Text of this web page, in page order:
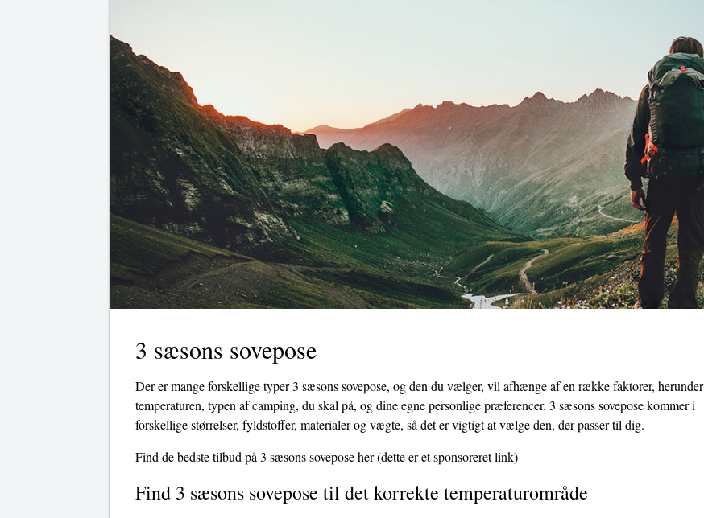
3 sæsons sovepose
Der er mange forskellige typer 3 sæsons sovepose, og den du vælger, vil afhænge af en række faktorer, herunder
temperaturen, typen af ​​camping, du skal på, og dine egne personlige præferencer. 3 sæsons sovepose kommer i
forskellige størrelser, fyldstoffer, materialer og vægte, så det er vigtigt at vælge den, der passer til dig.
Find de bedste tilbud på 3 sæsons sovepose her(dette er et sponsoreret link)
Find 3 sæsons sovepose til det korrekte temperaturområde